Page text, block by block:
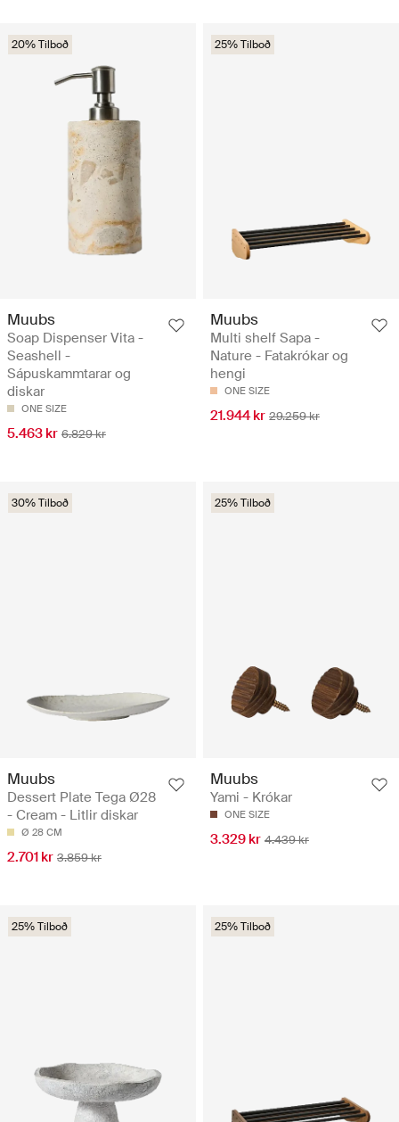
20% Tilboð
Muubs
Soap Dispenser Vita -
Seashell -
Sápuskammtarar og
diskar
ONE SIZE
5.463 kr 6.829 kr
25% Tilboð
Muubs
Multi shelf Sapa -
Nature - Fatakrókar og
hengi
ONE SIZE
21.944 kr 29.259 kr
30% Tilboð
Muubs
Dessert Plate Tega Ø28
- Cream - Litlir diskar
Ø 28 CM
2.701 kr 3.859 kr
25% Tilboð
Muubs
Yami - Krókar
ONE SIZE
3.329 kr 4.439 kr
25% Tilboð 25% Tilboð